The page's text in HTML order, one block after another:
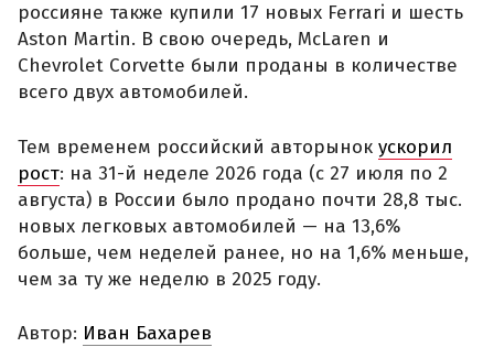
россияне также купили 17 новых Ferrari и шесть
Aston Martin. В свою очередь, McLaren и
Chevrolet Corvette были проданы в количестве
всего двух автомобилей.
Тем временем российский авторынок ускорил
рост: на 31-й неделе 2026 года (с 27 июля по 2
августа) в России было продано почти 28,8 тыс.
новых легковых автомобилей — на 13,6%
больше, чем неделей ранее, но на 1,6% меньше,
чем за ту же неделю в 2025 году.
Автор: Иван Бахарев